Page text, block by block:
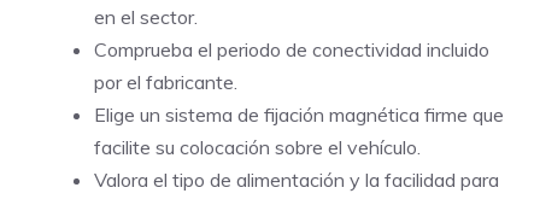
en el sector.
Comprueba el periodo de conectividad incluido
por el fabricante.
Elige un sistema de fijación magnética firme que
facilite su colocación sobre el vehículo.
Valora el tipo de alimentación y la facilidad para